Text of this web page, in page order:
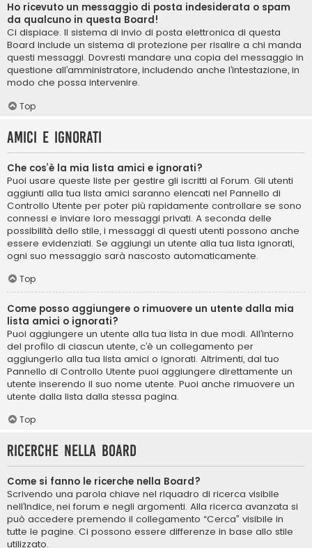
Ho ricevuto un messaggio di posta indesiderata o spam
da qualcuno in questa Board!
Ci dispiace. Il sistema di invio di posta elettronica di questa
Board include un sistema di protezione per risalire a chi manda
questi messaggi. Dovresti mandare una copia del messaggio in
questione all’amministratore, includendo anche l’intestazione, in
modo che possa intervenire.
Top
Amici e ignorati
Che cos’è la mia lista amici e ignorati?
Puoi usare queste liste per gestire gli iscritti al Forum. Gli utenti
aggiunti alla tua lista amici saranno elencati nel Pannello di
Controllo Utente per poter più rapidamente controllare se sono
connessi e inviare loro messaggi privati. A seconda delle
possibilità dello stile, i messaggi di questi utenti possono anche
essere evidenziati. Se aggiungi un utente alla tua lista ignorati,
ogni suo messaggio sarà nascosto automaticamente.
Top
Come posso aggiungere o rimuovere un utente dalla mia
lista amici o ignorati?
Puoi aggiungere un utente alla tua lista in due modi. All’interno
del profilo di ciascun utente, c’è un collegamento per
aggiungerlo alla tua lista amici o ignorati. Altrimenti, dal tuo
Pannello di Controllo Utente puoi aggiungere direttamente un
utente inserendo il suo nome utente. Puoi anche rimuovere un
utente dalla lista dalla stessa pagina.
Top
Ricerche nella Board
Come si fanno le ricerche nella Board?
Scrivendo una parola chiave nel riquadro di ricerca visibile
nell’Indice, nei forum e negli argomenti. Alla ricerca avanzata si
può accedere premendo il collegamento “Cerca” visibile in
tutte le pagine. Ci possono essere differenze in base allo stile
utilizzato.